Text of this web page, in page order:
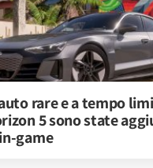
rare e a tempo
5 sono state
game